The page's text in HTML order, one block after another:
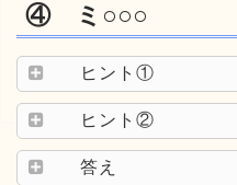
④ ミ○○○
ヒント①
ヒント②
答え